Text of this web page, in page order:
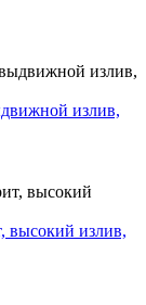
излив,
высокий излив,